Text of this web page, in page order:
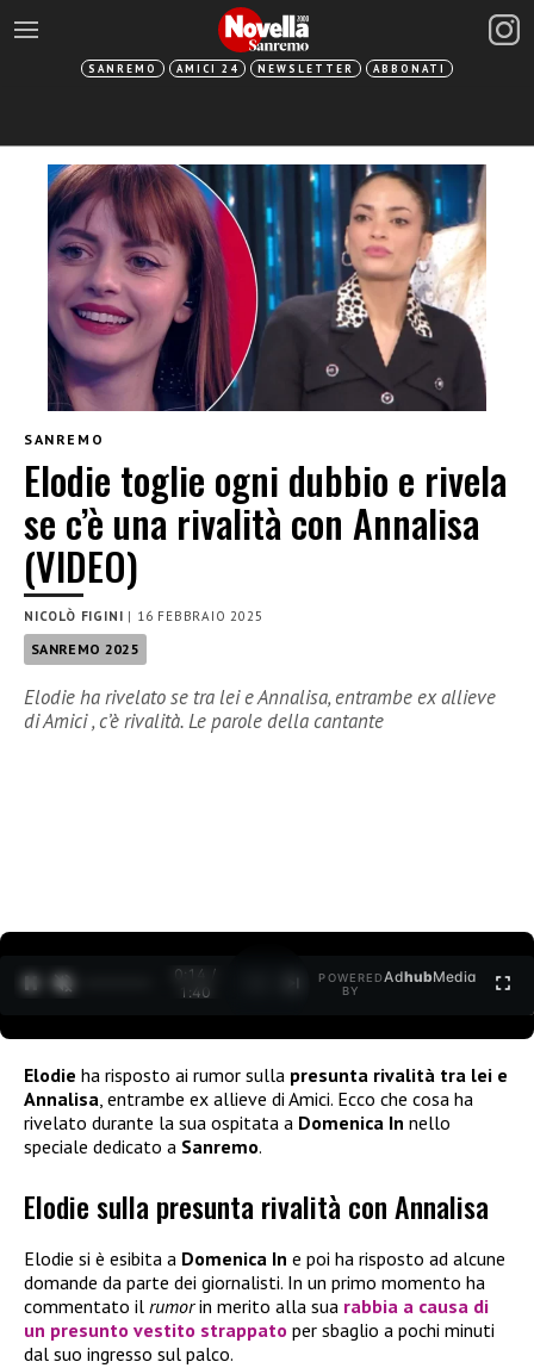
SANREMO AMICI 24 NEWSLETTER ABBONATI
SANREMO
Elodie toglie ogni dubbio e rivela
se c’è una rivalità con Annalisa
(VIDEO)
NICOLÒ FIGINI | 16 FEBBRAIO 2025
SANREMO 2025
Elodie ha rivelato se tra lei e Annalisa, entrambe ex allieve
di Amici , c’è rivalità. Le parole della cantante
0:15 /
1:40
POWERED
BY
AdhubMedia
Elodie ha risposto ai rumor sulla presunta rivalità tra lei e
Annalisa , entrambe ex allieve di Amici. Ecco che cosa ha
rivelato durante la sua ospitata a Domenica In nello
speciale dedicato a Sanremo.
Elodie sulla presunta rivalità con Annalisa
Elodie si è esibita a Domenica In e poi ha risposto ad alcune
domande da parte dei giornalisti. In un primo momento ha
commentato il rumorin merito alla sua rabbia a causa di
un presunto vestito strappato per sbaglio a pochi minuti
dal suo ingresso sul palco.